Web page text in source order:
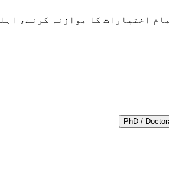
اختیارات کا موازنہ کرنے،
PhD /